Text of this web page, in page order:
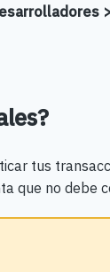
tus
que no debe